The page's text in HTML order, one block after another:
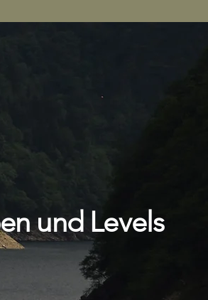
und Levels